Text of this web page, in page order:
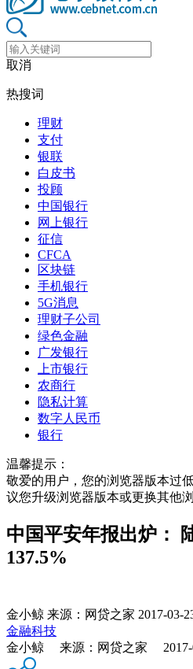
取消
热搜词
理财
支付
银联
白皮书
投顾
中国银行
网上银行
征信
CFCA
区块链
手机银行
5G消息
理财子公司
绿色金融
广发银行
上市银行
农商行
隐私计算
数字人民币
银行
温馨提示：
敬爱的用户，您的浏览器版本过
议您升级浏览器版本或更换其他浏
中国平安年报出炉：
137.5%
金小鲸 来源： 网贷之家 2017-03-
金融科技
金小鲸 来源：网贷之家 2017-